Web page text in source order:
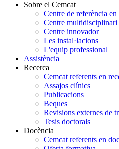
Sobre el Cemcat
Centre de referència
Centre multidisciplinari
Centre innovador
Les instal·lacions
L'equip professional
Assistència
Recerca
Cemcat referents en
Assajos clínics
Publicacions
Beques
Revisions externes de
Tesis doctorals
Docència
Cemcat referents en